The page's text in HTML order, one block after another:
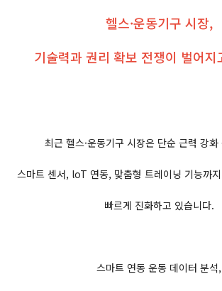
헬스·운동기구 시장,
기술력과 권리 확보 전쟁이 벌어지
최근 헬스·운동기구 시장은 단순 근력 강
스마트 센서, loT 연동, 맞춤형 트레이닝 기능까
빠르게 진화하고 있습니다.
스마트 연동 운동 데이터 분석,